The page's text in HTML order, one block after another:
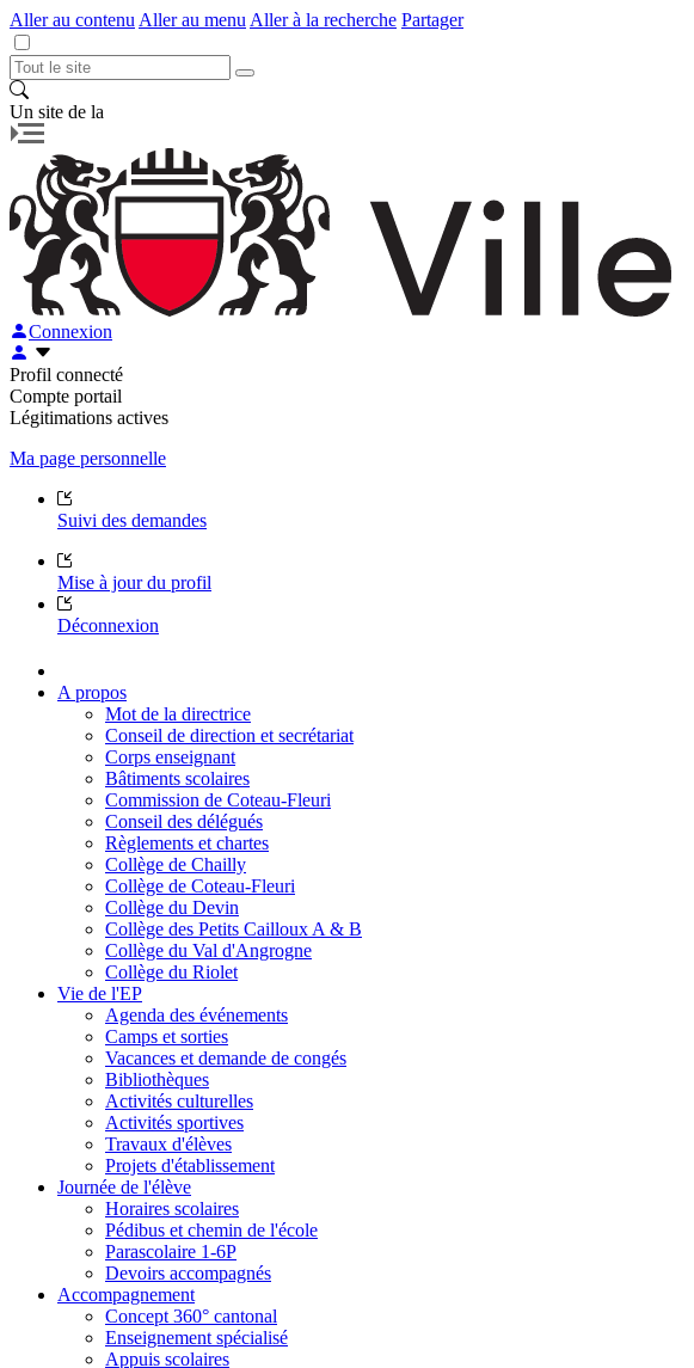
Aller au contenu Aller au menu Aller à la recherche Partager
Un site de la
Connexion
Profil connecté
Compte portail
Légitimations actives
Ma page personnelle
Suivi des demandes
Mise à jour du profil
Déconnexion
A propos
Mot de la directrice
Conseil de direction et secrétariat
Corps enseignant
Bâtiments scolaires
Commission de Coteau-Fleuri
Conseil des délégués
Règlements et chartes
Collège de Chailly
Collège de Coteau-Fleuri
Collège du Devin
Collège des Petits Cailloux A & B
Collège du Val d'Angrogne
Collège du Riolet
Vie de l'EP
Agenda des événements
Camps et sorties
Vacances et demande de congés
Bibliothèques
Activités culturelles
Activités sportives
Travaux d'élèves
Projets d'établissement
Journée de l'élève
Horaires scolaires
Pédibus et chemin de l'école
Parascolaire 1-6P
Devoirs accompagnés
Accompagnement
Concept 360° cantonal
Enseignement spécialisé
Appuis scolaires